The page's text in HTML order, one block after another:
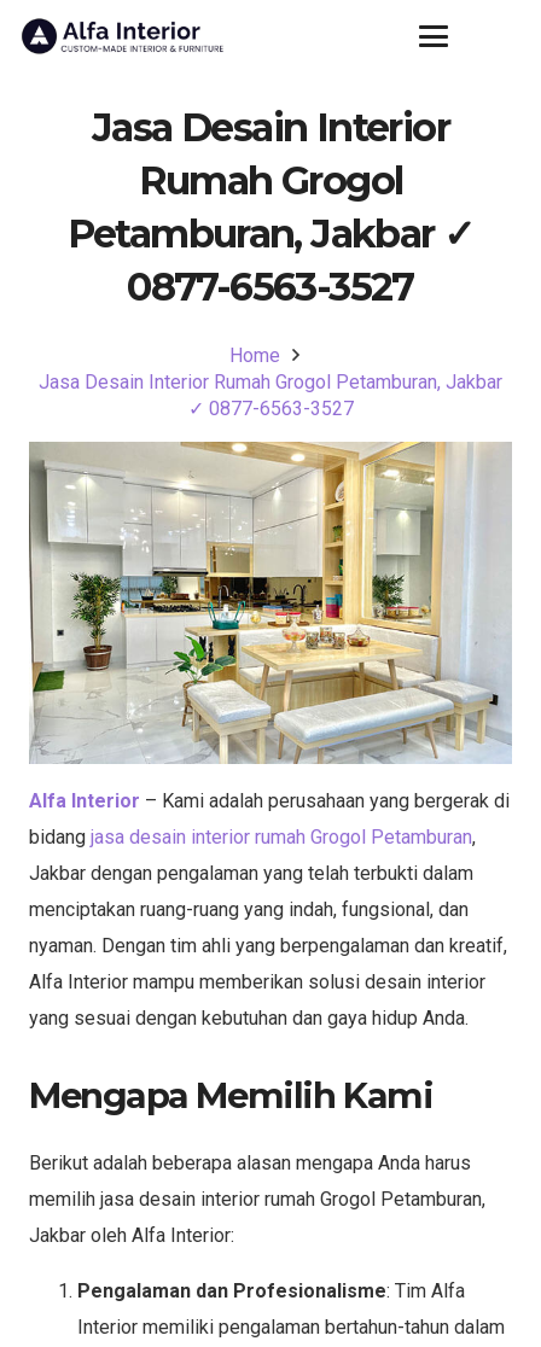
Jasa Desain Interior
Rumah Grogol
Petamburan, Jakbar ✓
0877-6563-3527
Home
Jasa Desain Interior Rumah Grogol Petamburan, Jakbar
✓ 0877-6563-3527
Alfa Interior – Kami adalah perusahaan yang bergerak di
bidang jasa desain interior rumah Grogol Petamburan,
Jakbar dengan pengalaman yang telah terbukti dalam
menciptakan ruang-ruang yang indah, fungsional, dan
nyaman. Dengan tim ahli yang berpengalaman dan kreatif,
Alfa Interior mampu memberikan solusi desain interior
yang sesuai dengan kebutuhan dan gaya hidup Anda.
Mengapa Memilih Kami
Berikut adalah beberapa alasan mengapa Anda harus
memilih jasa desain interior rumah Grogol Petamburan,
Jakbar oleh Alfa Interior:
Pengalaman dan Profesionalisme: Tim Alfa
Interior memiliki pengalaman bertahun-tahun dalam